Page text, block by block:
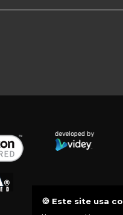
🍪 Este site usa